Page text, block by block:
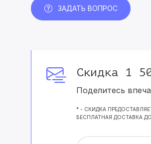
ЗАДАТЬ ВОПРОС
Скидка 1
Поделитесь
* - СКИДКА
БЕСПЛАТНАЯ ДОСТАВКА